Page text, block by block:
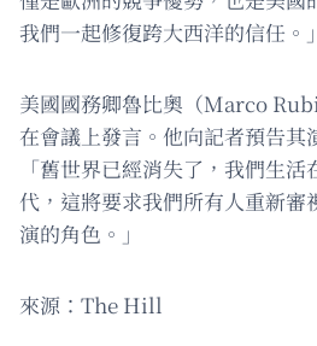
我們一起修復跨大西洋的信任。」
美國國務卿魯比奧（Marco
在會議上發言。他向記者預告其
「舊世界已經消失了，我們生
代，這將要求我們所有人重新審
演的角色。」
來源：The Hill